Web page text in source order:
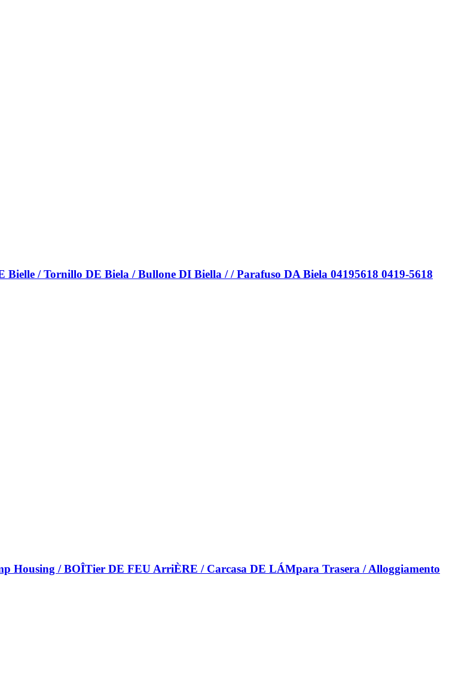
/ Tornillo DE Biela / Bullone DI Biella / / Parafuso DA Biela 04195618 0419-5618
Housing / BOÎTier DE FEU ArriÈRE / Carcasa DE LÁMpara Trasera / Alloggiamento